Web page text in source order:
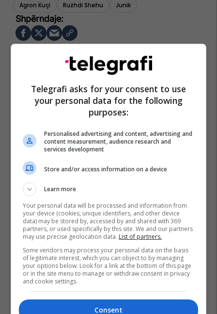
Agron Kuçi Ruzhdi Shehu Junik
Telegrafi asks for your consent to use
your personal data for the following
purposes:
Personalised advertising and content, advertising and
content measurement, audience research and
services development
Store and/or access information on a device
Learn more
Your personal data will be processed and information from
your device (cookies, unique identifiers, and other device
data) may be stored by, accessed by and shared with 369
partners, or used specifically by this site. We and our partners
may use precise geolocation data. List of partners.
Some vendors may process your personal data on the basis
of legitimate interest, which you can object to by managing
your options below. Look for a link at the bottom of this page
or in the site menu to manage or withdraw consent in privacy
and cookie settings.
Consent